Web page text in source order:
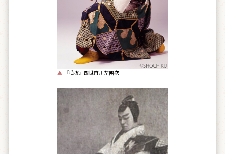
▲ 『毛抜』四世市川左團次